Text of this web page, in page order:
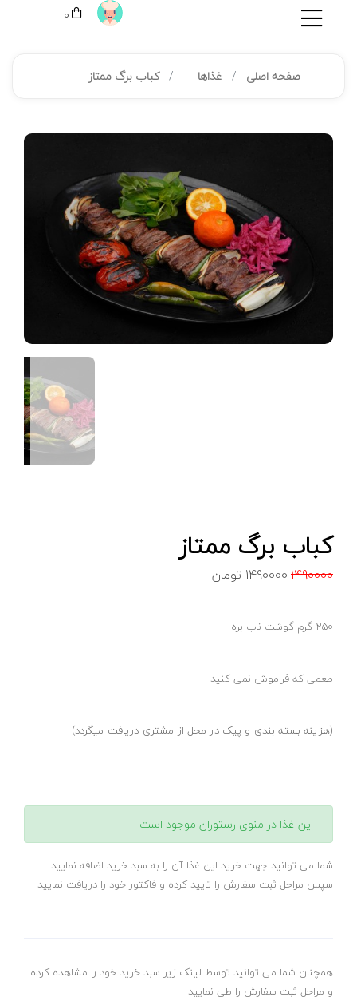
0
صفحه اصلی غذاها کباب برگ ممتاز
کباب برگ ممتاز
1490000
1490000 تومان
250 گرم گوشت ناب بره
طعمی که فراموش نمی کنید
(هزینه بسته بندی و پیک در محل از مشتری دریافت میگردد)
این غذا در منوی رستوران موجود است
شما می توانید جهت خرید این غذا آن را به سبد خرید اضافه نمایید
سپس مراحل ثبت سفارش را تایید کرده و فاکتور خود را دریافت نمایید
همچنان شما می توانید توسط لینک زیر سبد خرید خود را مشاهده کرده
و مراحل ثبت سفارش را طی نمایید